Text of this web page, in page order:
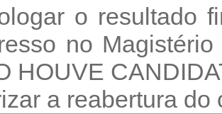
o resultado
no
HOUVE
a reabertura do